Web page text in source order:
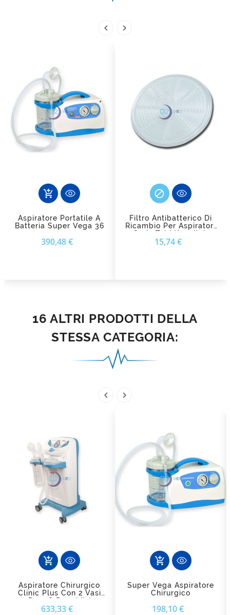
 
add_shopping_cart
Aspiratore Portatile A
Batteria Super Vega 36
390,48 €

Filtro Antibatterico Di
Ricambio Per Aspiratori
Serie Tobi Hospital,
Clinic Plus Hospi Plus
15,74 €
16 ALTRI PRODOTTI DELLA
STESSA CATEGORIA:
 
add_shopping_cart
Aspiratore Chirurgico
Clinic Plus Con 2 Vasi
Da 2 O Da 4 Litri
633,33 €
add_shopping_cart
Super Vega Aspiratore
Chirurgico
198,10 €